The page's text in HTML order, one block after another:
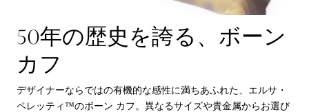
50年の歴史を誇る、ボーン
カフ
デザイナーならではの有機的な感性に満ちあふれた、エルサ・
ペレッティ™のボーン カフ。異なるサイズや貴金属からお選び